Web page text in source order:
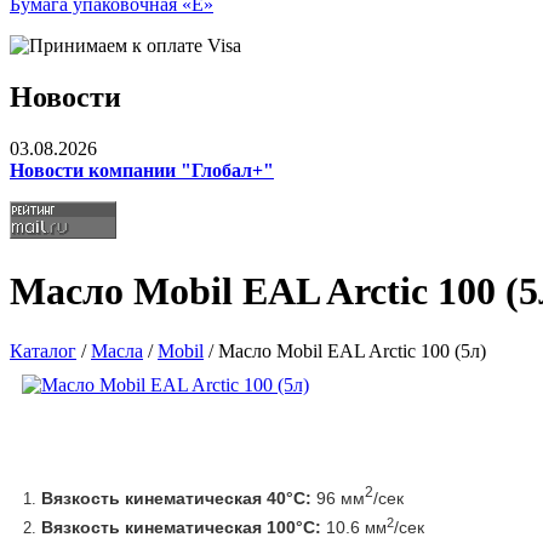
Бумага упаковочная «Е»
Новости
03.08.2026
Новости компании "Глобал+"
Масло Mobil EAL Arctic 100
Каталог /Масла /Mobil / Масло Mobil EAL Arctic 100 (5л)
Вязкость кинематическая 40°C: 96 мм2/сек
Вязкость кинематическая 100°C: 10.6 мм2/сек